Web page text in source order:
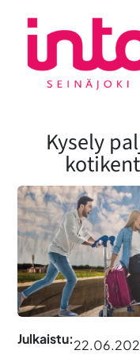
sisältöön
Kysely
Julkaistu: